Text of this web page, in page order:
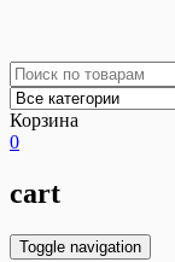
Корзина
0
cart
Toggle navigation